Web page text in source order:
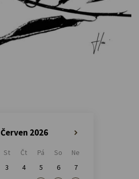
Červen 2026
St Čt Pá So
Ne
3 4 5 6
7